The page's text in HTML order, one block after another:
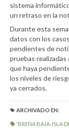
sistema
un retraso en la
Durante esta
datos con los
pendientes de
pruebas realizadas
que haya
los niveles de
ya cerrados.
ARCHIVADO EN:
'BREÑA BAJA-ISLA